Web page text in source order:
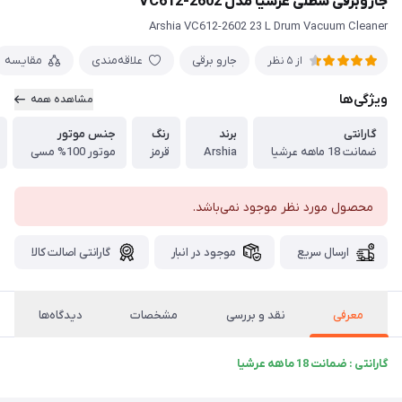
Arshia VC612-2602 23 L Drum Vacuum Cleaner
از 5 نظر جارو برقی علاقه‌مندی مقایسه
ویژگی‌ها مشاهده همه
گارانتی
ضمانت 18 ماهه عرشیا
برند
Arshia
رنگ
قرمز
جنس موتور
موتور 100% مسی
محصول مورد نظر موجود نمی‌باشد.
ارسال سریع موجود در انبار گارانتی اصالت کالا
معرفی نقد و بررسی مشخصات دیدگاه‌ها
گارانتی : ضمانت 18 ماهه عرشیا